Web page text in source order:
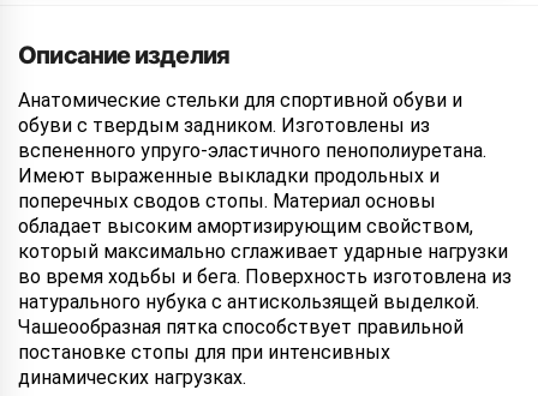
Описание изделия
Анатомические стельки для спортивной обуви и
обуви с твердым задником. Изготовлены из
вспененного упруго-эластичного пенополиуретана.
Имеют выраженные выкладки продольных и
поперечных сводов стопы. Материал основы
обладает высоким амортизирующим свойством,
который максимально сглаживает ударные нагрузки
во время ходьбы и бега. Поверхность изготовлена из
натурального нубука с антискользящей выделкой.
Чашеообразная пятка способствует правильной
постановке стопы для при интенсивных
динамических нагрузках.